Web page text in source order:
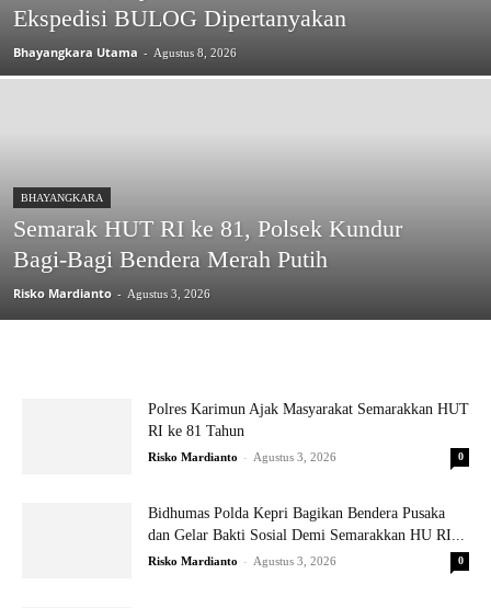
Ekspedisi BULOG Dipertanyakan
Bhayangkara Utama - Agustus 8, 2026
BHAYANGKARA
Semarak HUT RI ke 81, Polsek Kundur
Bagi-Bagi Bendera Merah Putih
Risko Mardianto - Agustus 3, 2026
Polres Karimun Ajak Masyarakat Semarakkan HUT
RI ke 81 Tahun
Risko Mardianto - Agustus 3, 2026 0
Bidhumas Polda Kepri Bagikan Bendera Pusaka
dan Gelar Bakti Sosial Demi Semarakkan HU RI...
Risko Mardianto - Agustus 3, 2026 0